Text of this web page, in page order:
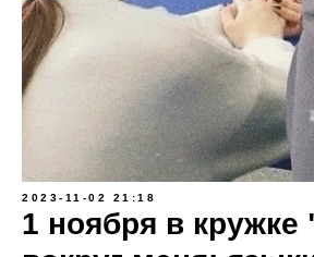
2023-11-02 21:18
1 ноября в